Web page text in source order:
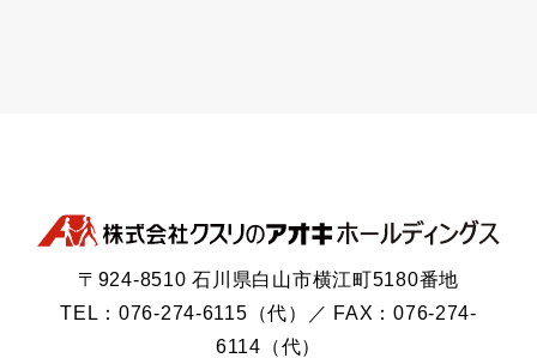
〒924-8510 石川県白山市横江町5180番地
TEL：076-274-6115（代）／ FAX：076-274-
6114（代）